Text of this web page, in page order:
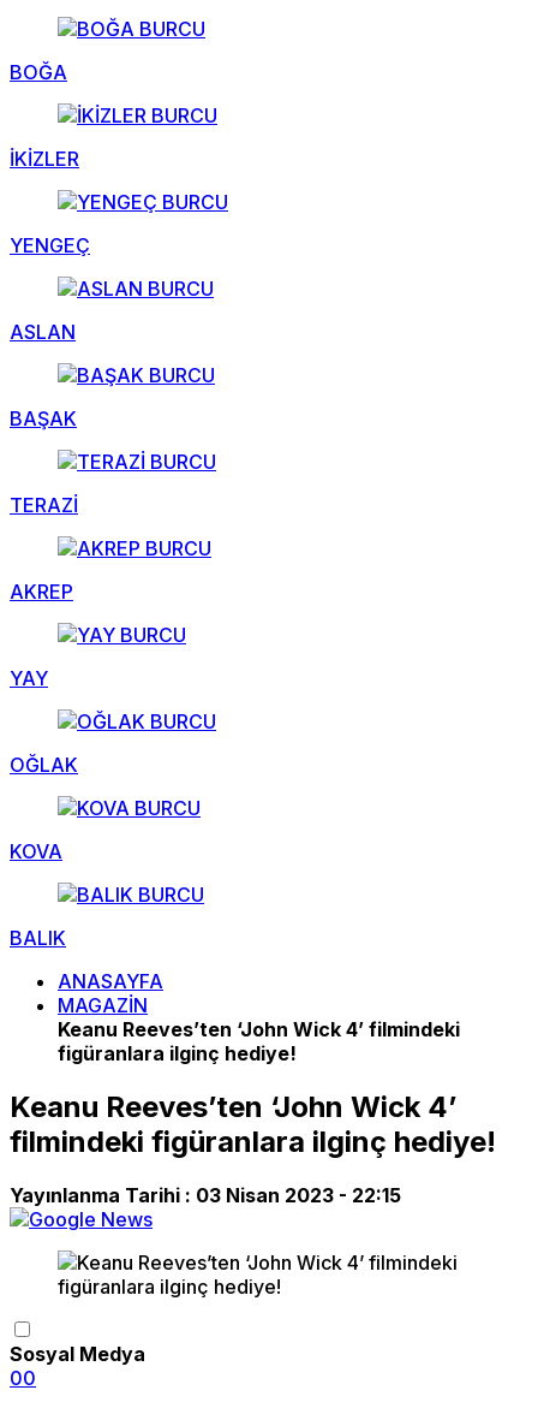
BOĞA
İKİZLER
YENGEÇ
ASLAN
BAŞAK
TERAZİ
AKREP
YAY
OĞLAK
KOVA
BALIK
ANASAYFA
MAGAZİN
Keanu Reeves’ten ‘John Wick 4’ filmindeki
figüranlara ilginç hediye!
Keanu Reeves’ten ‘John Wick 4’
filmindeki figüranlara ilginç hediye!
Yayınlanma Tarihi : 03 Nisan 2023 - 22:15
Sosyal Medya
00